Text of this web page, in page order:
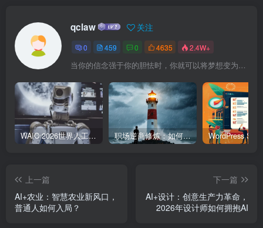
qclaw 关注
0 459 0 4635 2.4W+
当你的信念强于你的胆怯时，你就可以将梦想变为现实了
WAIC 2026世界人工智能大会7月17日开幕：300款全球首发，展览面积首破10万平米 职场逆商修炼：如何把每一次挫折转化为成长的养分
上一篇
AI+农业：智慧农业新风口，
普通人如何入局？
下一篇
AI+设计：创意生产力革命，
2026年设计师如何拥抱AI